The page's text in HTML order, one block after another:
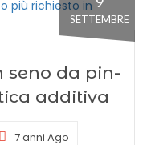
SETTEMBRE
seno da pin-
additiva
7 anni Ago